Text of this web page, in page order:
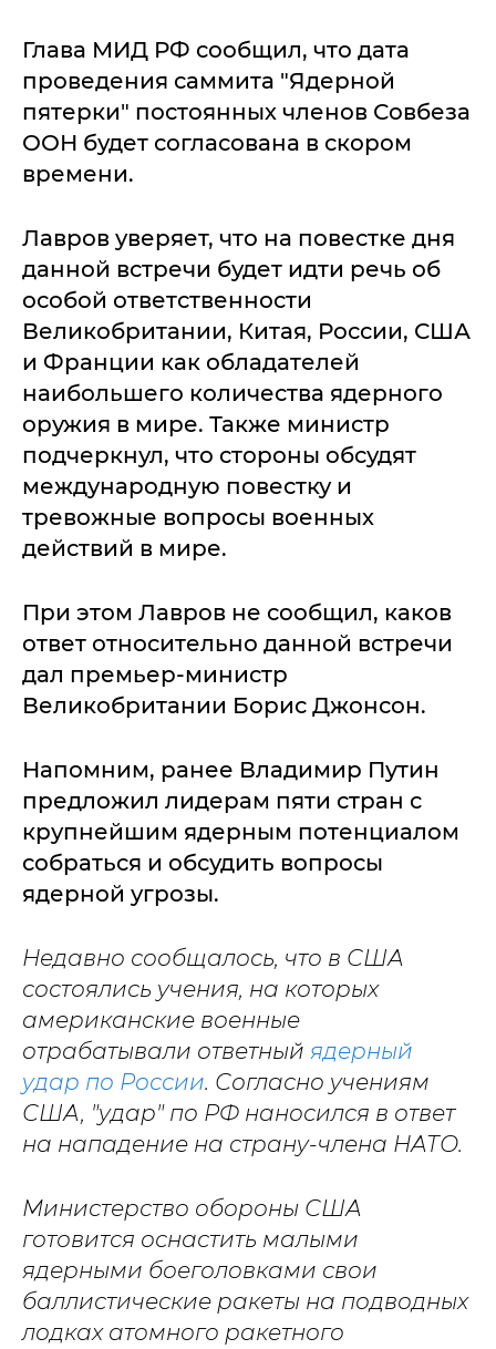
Глава МИД РФ сообщил, что дата
проведения саммита "Ядерной
пятерки" постоянных членов Совбеза
ООН будет согласована в скором
времени.
Лавров уверяет, что на повестке дня
данной встречи будет идти речь об
особой ответственности
Великобритании, Китая, России, США
и Франции как обладателей
наибольшего количества ядерного
оружия в мире. Также министр
подчеркнул, что стороны обсудят
международную повестку и
тревожные вопросы военных
действий в мире.
При этом Лавров не сообщил, каков
ответ относительно данной встречи
дал премьер-министр
Великобритании Борис Джонсон.
Напомним, ранее Владимир Путин
предложил лидерам пяти стран с
крупнейшим ядерным потенциалом
собраться и обсудить вопросы
ядерной угрозы.
Недавно сообщалось, что в США
состоялись учения, на которых
американские военные
отрабатывали ответный ядерный
удар по России. Согласно учениям
США, "удар" по РФ наносился в ответ
на нападение на страну-члена НАТО.
Министерство обороны США
готовится оснастить малыми
ядерными боеголовками свои
баллистические ракеты на подводных
лодках атомного ракетного